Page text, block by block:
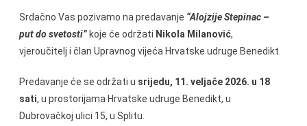
Srdačno Vas pozivamo na predavanje “Alojzije Stepinac –
put do svetosti” koje će održati Nikola Milanović,
vjeroučitelj i član Upravnog vijeća Hrvatske udruge Benedikt.
Predavanje će se održati u srijedu, 11. veljače 2026. u 18
sati, u prostorijama Hrvatske udruge Benedikt, u
Dubrovačkoj ulici 15, u Splitu.